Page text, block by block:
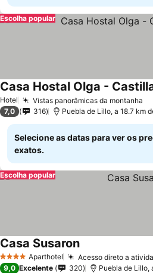
Escolha popular
Hotel Vistas panorâmicas da montanha
Casa Hostal Olga -
7,0 316 Puebla de Lillo, a 18.7 km
Selecione as datas para ver os
exatos.
Escolha popular
4 EstrelasAparthotel Acesso direto a
Casa Susaron
9,0 Excelente 320 Puebla de Lillo,